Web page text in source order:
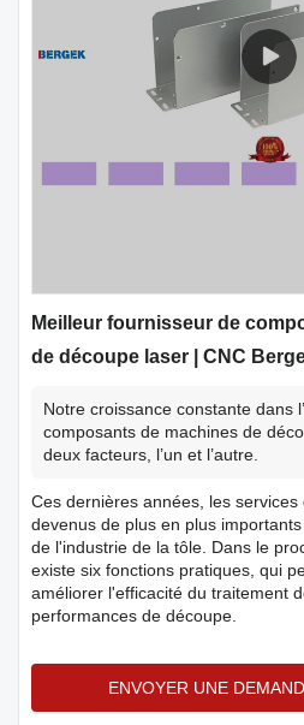
Meilleur fournisseur de
de découpe laser | CNC
Notre croissance constante dans
composants de machines de
deux facteurs, l’un et l’autre.
Ces dernières années, les
devenus de plus en plus
de l'industrie de la tôle. Dans le
existe six fonctions pratiques, qui
améliorer l'efficacité du traitement
performances de découpe.
ENVOYER UNE